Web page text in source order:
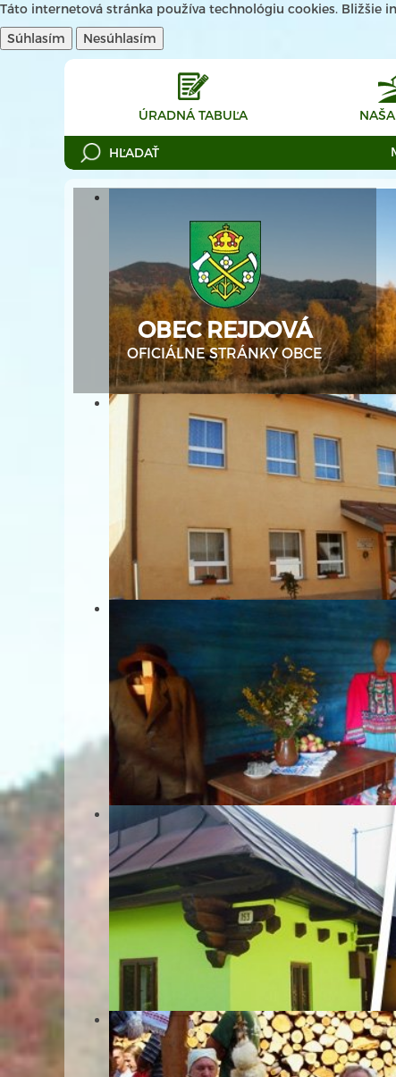
Táto internetová stránka používa technológiu cookies. Bližšie
Súhlasím
Nesúhlasím
ÚRADNÁ TABUĽA
OBEC REJDOVÁ
OFICIÁLNE STRÁNKY OBCE